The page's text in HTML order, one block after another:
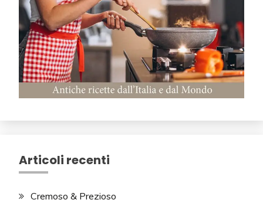
Articoli recenti
Cremoso & Prezioso